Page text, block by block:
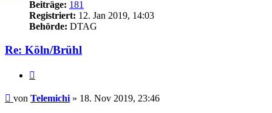
Beiträge: 181
Registriert: 12. Jan 2019, 14:03
Behörde: DTAG
Re: Köln/Brühl
Beitrag
von Telemichi » 18. Nov 2019, 23:46